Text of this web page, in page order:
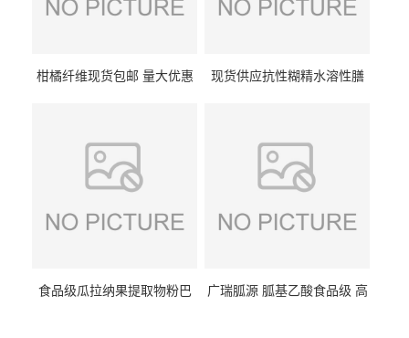
柑橘纤维现货包邮 量大优惠
现货供应抗性糊精水溶性膳
食品级瓜拉纳果提取物粉巴
广瑞胍源 胍基乙酸食品级 高